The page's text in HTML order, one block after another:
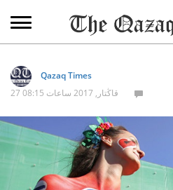
Qazaq Times
27 قاڭتار, 2017 ساعات 08:15